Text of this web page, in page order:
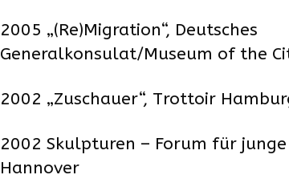
2005 „(Re)Migration“, Deutsches
Generalkonsulat/Museum of the
2002 „Zuschauer“, Trottoir
2002 Skulpturen – Forum für
Hannover